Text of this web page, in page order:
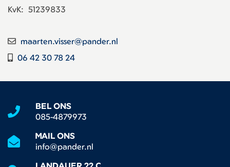
KvK: 51239833
maarten.visser@pander.nl
06 42 30 78 24
BEL ONS
085-4879973
MAIL ONS
info@pander.nl